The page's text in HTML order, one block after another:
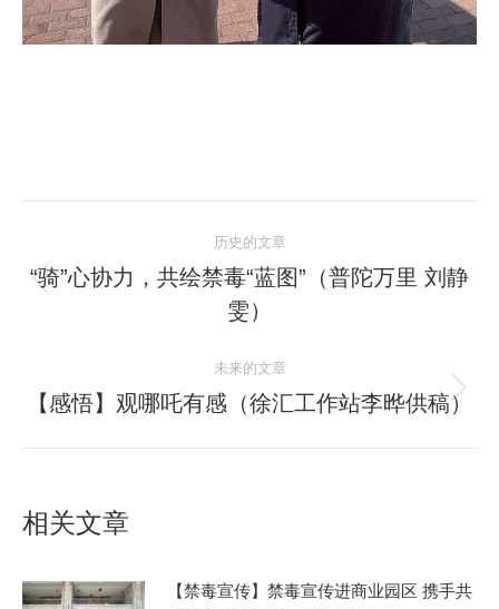
章
历史的文章
历
史
章：
“骑”心协力，共绘禁毒“蓝图”（普陀万里 刘静
雯）
未来的文章
未
【感悟】观哪吒有感（徐汇工作站李晔供稿）
相关文章
【禁毒宣传】禁毒宣传进商业园区 携手共